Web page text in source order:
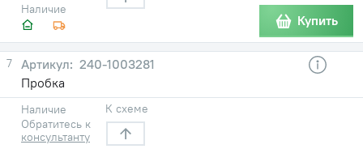
Наличие
Купить
7
240-1003281
Пробка
Наличие
Обратитесь к
консультанту
К схеме